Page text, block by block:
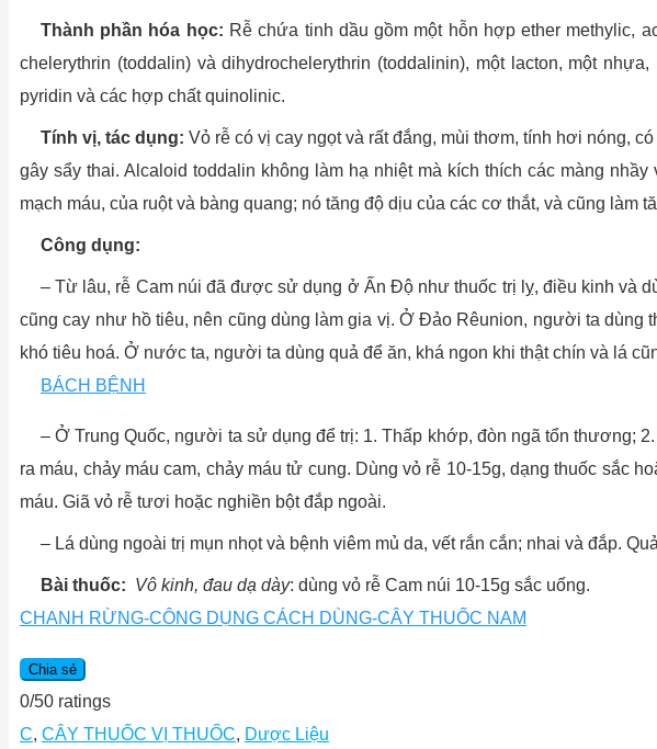
Thành phần hóa học: Rễ chứa tinh dầu gồm một hỗn hợp ether methylic,
chelerythrin (toddalin) và dihydrochelerythrin (toddalinin), một lacton, một
pyridin và các hợp chất quinolinic.
Tính vị, tác dụng: Vỏ rễ có vị cay ngọt và rất đắng, mùi thơm, tính hơi nóng,
gây sẩy thai. Alcaloid toddalin không làm hạ nhiệt mà kích thích các màng
mạch máu, của ruột và bàng quang; nó tăng độ dịu của các cơ thắt, và cũng làm
Công dụng:
– Từ lâu, rễ Cam núi đã được sử dụng ở Ấn Độ như thuốc trị lỵ, điều kinh và
cũng cay như hồ tiêu, nên cũng dùng làm gia vị. Ở Đảo Rêunion, người ta
khó tiêu hoá. Ở nước ta, người ta dùng quả để ăn, khá ngon khi thật chín và lá
BÁCH BỆNH
– Ở Trung Quốc, người ta sử dụng để trị: 1. Thấp khớp, đòn ngã tổn thương;
ra máu, chảy máu cam, chảy máu tử cung. Dùng vỏ rễ 10-15g, dạng thuốc
máu. Giã vỏ rễ tươi hoặc nghiền bột đắp ngoài.
– Lá dùng ngoài trị mụn nhọt và bệnh viêm mủ da, vết rắn cắn; nhai và đắp.
Bài thuốc: Vô kinh, đau dạ dày: dùng vỏ rễ Cam núi 10-15g sắc uống.
CHANH RỪNG-CÔNG DỤNG CÁCH DÙNG-CÂY THUỐC NAM
Chia sẻ
0/50 ratings
C, CÂY THUỐC VỊ THUỐC, Dược Liệu